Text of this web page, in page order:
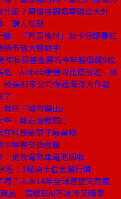
麼？周俊吉親揭零碳島大計
：賺人性財
腳 「先買後付」無卡分期暴紅
市值大勝對手
私募基金黑石今年股價飆9成
名 Airbnb季營收比疫前增一成
美83家公司保護海洋大作戰
了
座「城市礦山」
，新石油戰開打
在科技廠電子廢棄物
導體交換金屬
搶攻電動車電池回收
旺！3秘訣卡位金屬行情
？未來14年全球瘋搶天然氣
品 這樣玩AI不冰冷又精準